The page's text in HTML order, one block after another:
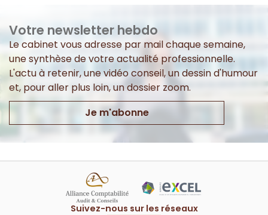
Votre newsletter hebdo
Le cabinet vous adresse par mail chaque semaine,
une synthèse de votre actualité professionnelle.
L'actu à retenir, une vidéo conseil, un dessin d'humour
et, pour aller plus loin, un dossier zoom.
Je m'abonne